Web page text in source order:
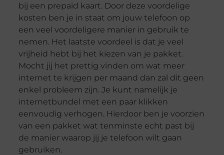
bij een prepaid kaart. Door deze voordelige
kosten ben je in staat om jouw telefoon op
een veel voordeligere manier in gebruik te
nemen. Het laatste voordeel is dat je veel
vrijheid hebt bij het kiezen van je pakket.
Mocht jij het prettig vinden om wat meer
internet te krijgen per maand dan zal dit geen
enkel probleem zijn. Je kunt namelijk je
internetbundel met een paar klikken
eenvoudig verhogen. Hierdoor ben je voorzien
van een pakket wat tenminste echt past bij
de manier waarop jij je telefoon wilt gaan
gebruiken.